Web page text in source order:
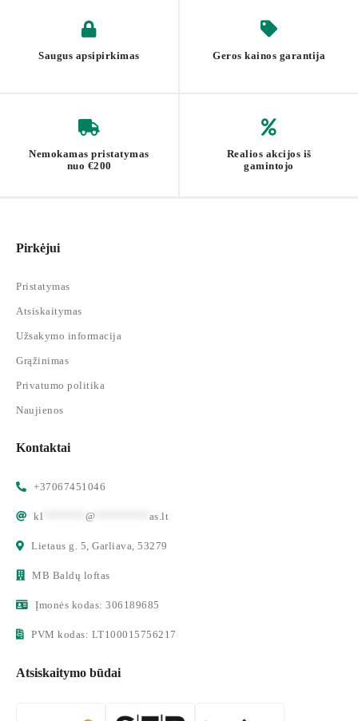
Saugus apsipirkimas Geros kainos garantija
Nemokamas pristatymas
nuo €200
Realios akcijos iš
gamintojo
Pirkėjui
Pristatymas
Atsiskaitymas
Užsakymo informacija
Grąžinimas
Privatumo politika
Naujienos
Kontaktai
+37067451046
kl @ as.lt
Lietaus g. 5, Garliava, 53279
MB Baldų loftas
Įmonės kodas: 306189685
PVM kodas: LT100015756217
Atsiskaitymo būdai